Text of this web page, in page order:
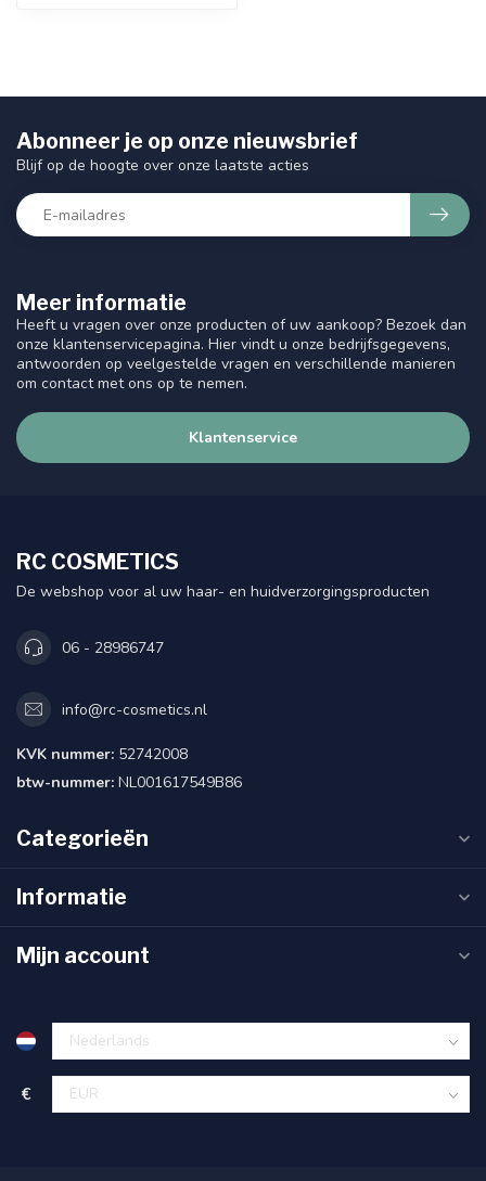
Meer informatie
Heeft u vragen over onze producten of uw aankoop? Bezoek dan
onze klantenservicepagina. Hier vindt u onze bedrijfsgegevens,
antwoorden op veelgestelde vragen en verschillende manieren
om contact met ons op te nemen.
Klantenservice
Abonneer je op onze nieuwsbrief
Blijf op de hoogte over onze laatste acties
RC COSMETICS
De webshop voor al uw haar- en huidverzorgingsproducten
06 - 28986747
info@rc-cosmetics.nl
KVK nummer: 52742008
btw-nummer: NL001617549B86
Categorieën
Informatie
Mijn account
€